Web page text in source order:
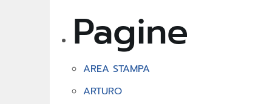
Pagine
AREA STAMPA
ARTURO